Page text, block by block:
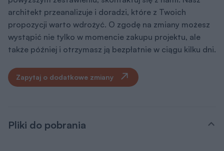
architekt przeanalizuje i doradzi, które z Twoich
propozycji warto wdrożyć. O zgodę na zmiany możesz
wystąpić nie tylko w momencie zakupu projektu, ale
także później i otrzymasz ją bezpłatnie w ciągu kilku dni.
Zapytaj o dodatkowe zmiany
Pliki do pobrania